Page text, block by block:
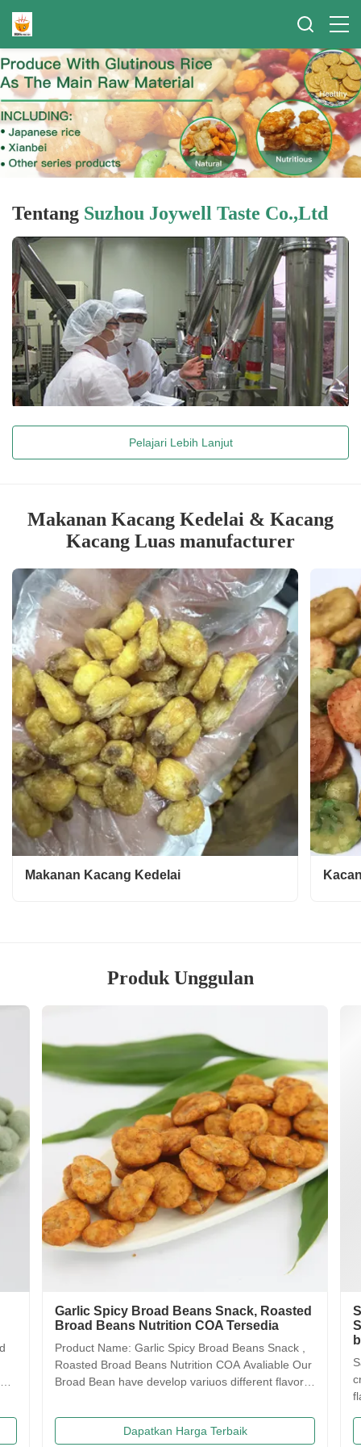
Tentang Suzhou Joywell Taste Co.,Ltd
Pelajari Lebih Lanjut
Makanan Kacang Kedelai & Kacang
Kacang Luas manufacturer
Makanan Kacang Kedelai
Produk Unggulan
Garlic Spicy Broad Beans Snack, Roasted
Broad Beans Nutrition COA Tersedia
Product Name: Garlic Spicy Broad Beans Snack ,
Roasted Broad Beans Nutrition COA Avaliable Our
Broad Bean have develop variuos different flavors
research department, we frist created braod bean
chips in China. Introducing precise frying ...
Dapatkan Harga Terbaik